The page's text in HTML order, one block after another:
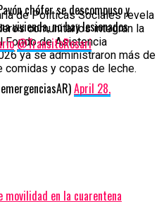
chófer se descompuso y
vivienda, no hay lesionados
@TransitoRosari
April 28,
en la cuarentena
de Políticas Sociales revela
comunitarios integran la
Fondo de Asistencia
ya se administraron más de
comidas y copas de leche.